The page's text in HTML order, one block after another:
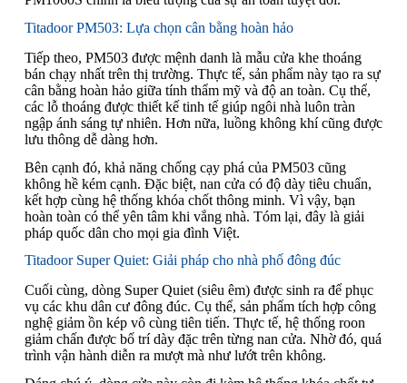
Titadoor PM503: Lựa chọn cân bằng hoàn hảo
Tiếp theo, PM503 được mệnh danh là mẫu cửa khe thoáng
bán chạy nhất trên thị trường. Thực tế, sản phẩm này tạo ra sự
cân bằng hoàn hảo giữa tính thẩm mỹ và độ an toàn. Cụ thể,
các lỗ thoáng được thiết kế tinh tế giúp ngôi nhà luôn tràn
ngập ánh sáng tự nhiên. Hơn nữa, luồng không khí cũng được
lưu thông dễ dàng hơn.
Bên cạnh đó, khả năng chống cạy phá của PM503 cũng
không hề kém cạnh. Đặc biệt, nan cửa có độ dày tiêu chuẩn,
kết hợp cùng hệ thống khóa chốt thông minh. Vì vậy, bạn
hoàn toàn có thể yên tâm khi vắng nhà. Tóm lại, đây là giải
pháp quốc dân cho mọi gia đình Việt.
Titadoor Super Quiet: Giải pháp cho nhà phố đông đúc
Cuối cùng, dòng Super Quiet (siêu êm) được sinh ra để phục
vụ các khu dân cư đông đúc. Cụ thể, sản phẩm tích hợp công
nghệ giảm ồn kép vô cùng tiên tiến. Thực tế, hệ thống roon
giảm chấn được bố trí dày đặc trên từng nan cửa. Nhờ đó, quá
trình vận hành diễn ra mượt mà như lướt trên không.